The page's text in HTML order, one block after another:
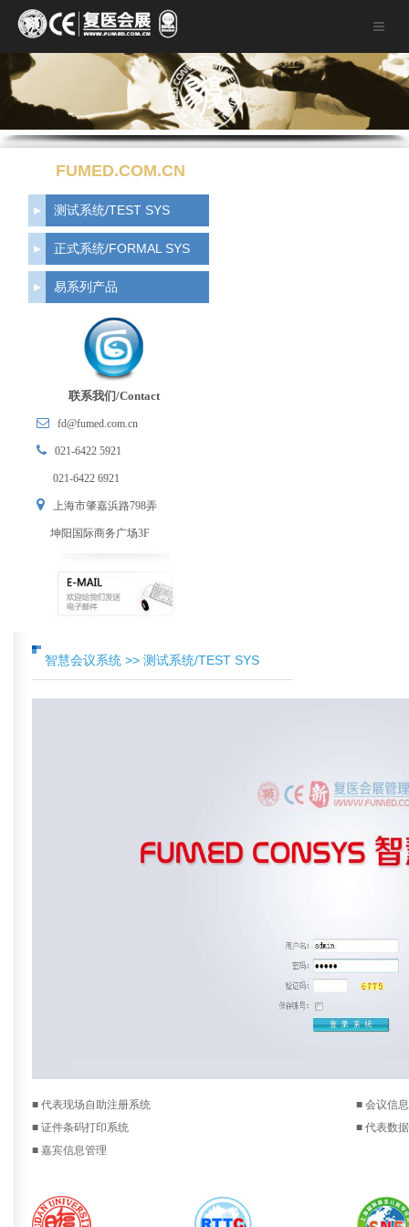
FUMED.COM.CN
测试系统/TEST SYS
正式系统/FORMAL SYS
易系列产品
联系我们/Contact
fd@fumed.com.cn
021-6422 5921
021-6422 6921
上海市肇嘉浜路798弄
坤阳国际商务广场3F
智慧会议系统 >> 测试系统/TEST SYS
■ 代表现场自助注册系统
■ 证件条码打印系统
■ 嘉宾信息管理
■ 会议信
■ 代表数